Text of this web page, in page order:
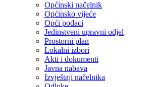
Općinski načelnik
Općinsko vijeće
Opći podaci
Jedinstveni upravni odjel
Prostorni plan
Lokalni izbori
Akti i dokumenti
Javna nabava
Izvještaji načelnika